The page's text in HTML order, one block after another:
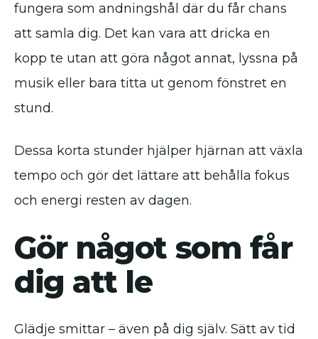
fungera som andningshål där du får chans
att samla dig. Det kan vara att dricka en
kopp te utan att göra något annat, lyssna på
musik eller bara titta ut genom fönstret en
stund.
Dessa korta stunder hjälper hjärnan att växla
tempo och gör det lättare att behålla fokus
och energi resten av dagen.
Gör något som får
dig att le
Glädje smittar – även på dig själv. Sätt av tid